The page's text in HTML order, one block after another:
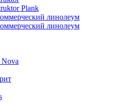
Plank
линолеум
линолеум